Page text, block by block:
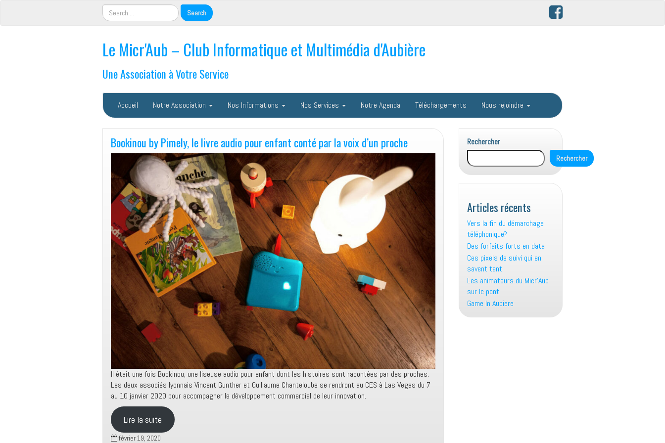
Le Micr'Aub – Club Informatique et Multimédia d'Aubière
Une Association à Votre Service
Accueil Notre Association Nos Informations Nos Services Notre Agenda Téléchargements Nous rejoindre
Bookinou by Pimely, le livre audio pour enfant conté par la voix d’un proche
Il était une fois Bookinou, une liseuse audio pour enfant dont les histoires sont racontées par des proches.
Les deux associés lyonnais Vincent Gunther et Guillaume Chanteloube se rendront au CES à Las Vegas du 7
au 10 janvier 2020 pour accompagner le développement commercial de leur innovation.
Lire la suite
février 19, 2020
Rechercher
Rechercher
Articles récents
Vers la fin du démarchage
téléphonique?
Des forfaits forts en data
Ces pixels de suivi qui en
savent tant
Les animateurs du Micr’Aub
sur le pont
Game In Aubiere